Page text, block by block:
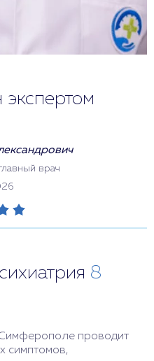
экспертом
врач
8
проводит
симптомов,